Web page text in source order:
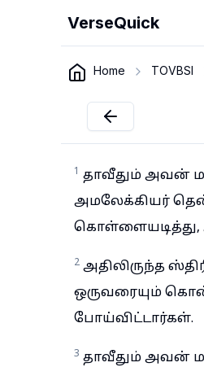
VerseQuick
Home TOVBSI
1 தாவீதும் அவன்
அமலேக்கியர்
கொள்ளையடித்து,
2 அதிலிருந்த
ஒருவரையும்
போய்விட்டார்கள்.
3 தாவீதும் அவன்